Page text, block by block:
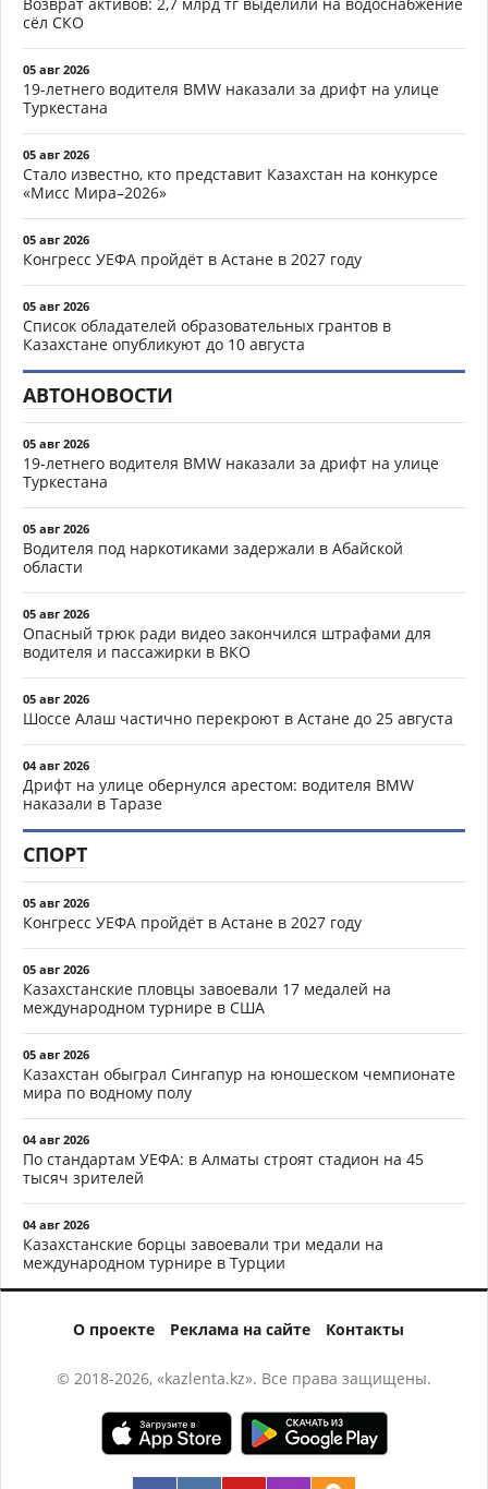
Возврат активов: 2,7 млрд тг выделили на водоснабжение
сёл СКО
05 авг 2026
19-летнего водителя BMW наказали за дрифт на улице
Туркестана
05 авг 2026
Стало известно, кто представит Казахстан на конкурсе
«Мисс Мира–2026»
05 авг 2026
Конгресс УЕФА пройдёт в Астане в 2027 году
05 авг 2026
Список обладателей образовательных грантов в
Казахстане опубликуют до 10 августа
АВТОНОВОСТИ
05 авг 2026
19-летнего водителя BMW наказали за дрифт на улице
Туркестана
05 авг 2026
Водителя под наркотиками задержали в Абайской
области
05 авг 2026
Опасный трюк ради видео закончился штрафами для
водителя и пассажирки в ВКО
05 авг 2026
Шоссе Алаш частично перекроют в Астане до 25 августа
04 авг 2026
Дрифт на улице обернулся арестом: водителя BMW
наказали в Таразе
СПОРТ
05 авг 2026
Конгресс УЕФА пройдёт в Астане в 2027 году
05 авг 2026
Казахстанские пловцы завоевали 17 медалей на
международном турнире в США
05 авг 2026
Казахстан обыграл Сингапур на юношеском чемпионате
мира по водному полу
04 авг 2026
По стандартам УЕФА: в Алматы строят стадион на 45
тысяч зрителей
04 авг 2026
Казахстанские борцы завоевали три медали на
международном турнире в Турции
О проекте Реклама на сайте Контакты
© 2018-2026, «kazlenta.kz». Все права защищены.